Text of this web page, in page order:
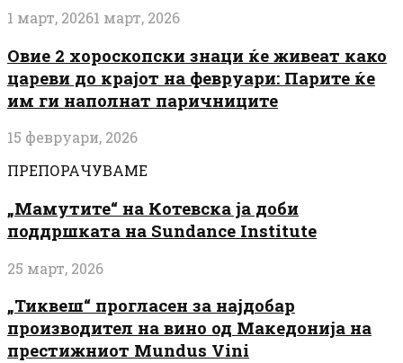
1 март, 20261 март, 2026
Овие 2 хороскопски знаци ќе живеат како
цареви до крајот на февруари: Парите ќе
им ги наполнат паричниците
15 февруари, 2026
ПРЕПОРАЧУВАМЕ
„Мамутите“ на Котевска ја доби
поддршката на Sundance Institute
25 март, 2026
„Тиквеш“ прогласен за најдобар
производител на вино од Македонија на
престижниот Mundus Vini